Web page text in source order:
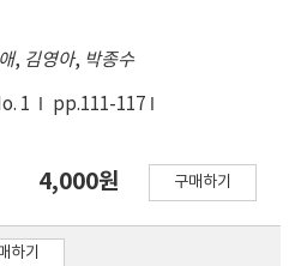
, 김영아, 박종수
1
pp.111-117
4,000원 구매하기
하기